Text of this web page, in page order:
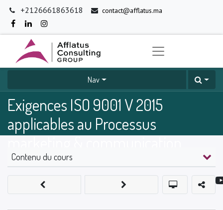
+2126661863618 contact@afflatus.ma
Nav
Exigences ISO 9001 V 2015
applicables au Processus
Contenu du cours